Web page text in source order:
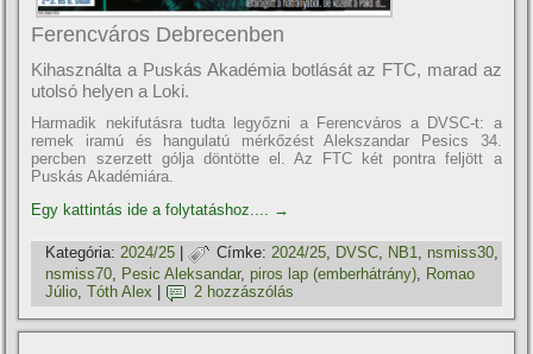
Ferencváros Debrecenben
Kihasználta a Puskás Akadémia botlását az FTC, marad az
utolsó helyen a Loki.
Harmadik nekifutásra tudta legyőzni a Ferencváros a DVSC-t: a
remek iramú és hangulatú mérkőzést Alekszandar Pesics 34.
percben szerzett gólja döntötte el. Az FTC két pontra feljött a
Puskás Akadémiára.
Egy kattintás ide a folytatáshoz....
→
Kategória: 2024/25 Címke: 2024/25 DVSC NB1 nsmiss30
nsmiss70 Pesic Aleksandar,piros lap (emberhátrány) Romao
Júlio ,Tóth Alex 2 hozzászólás